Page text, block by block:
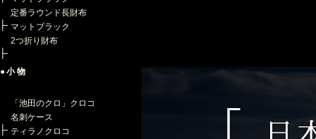
定番ラウンド長財布
マットブラック
2つ折り財布
●小物
「池田のクロ」クロコ
名刺ケース
ティラノクロコ